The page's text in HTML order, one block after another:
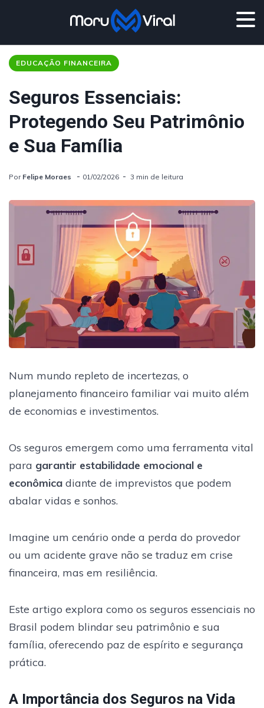
EDUCAÇÃO FINANCEIRA
Seguros Essenciais:
Protegendo Seu Patrimônio
e Sua Família
Por Felipe Moraes 01/02/2026 3 min de leitura
Num mundo repleto de incertezas, o
planejamento financeiro familiar vai muito além
de economias e investimentos.
Os seguros emergem como uma ferramenta vital
para garantir estabilidade emocional e
econômica diante de imprevistos que podem
abalar vidas e sonhos.
Imagine um cenário onde a perda do provedor
ou um acidente grave não se traduz em crise
financeira, mas em resiliência.
Este artigo explora como os seguros essenciais no
Brasil podem blindar seu patrimônio e sua
família, oferecendo paz de espírito e segurança
prática.
A Importância dos Seguros na Vida